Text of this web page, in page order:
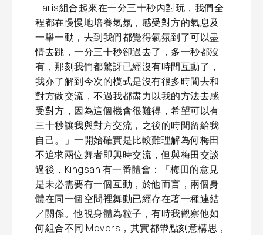
Haris組合起來在一分三十秒內對玩，我們全
程都在慢慢地培養氣氛，感受對方的氣息及
一舉一動，去到我們都覺得氣氛到了可以盡
情去跳，一分三十秒卻過去了，多一秒都沒
有，那刻我們都驚訝已經沒有時間互動了，
我亦了解到今次的模式是沒有很多時間去和
對方做交流，不過我都盡力以我的方法去感
受對方，因為這個機會很難得，希望可以有
三十秒讓我與對方交流，之後的時間留給我
自己。」一開始確實是比較難理解為何梅田
不追求兩位舞者即興時交流，但與梅田交談
過後，Kingsan 有一番體會：「梅田的意見
是未必需要有一個互動，於他而言，兩個身
體在同一個空間裡舞動已經存在著一種連結
／關係。他視身體為粒子，有時我觀察他如
何組合不同 Movers，其實都帶點刻意構思，